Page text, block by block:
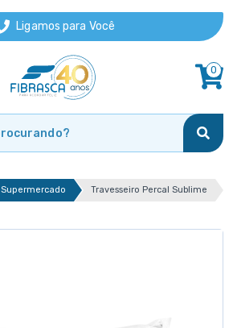
Ligamos para Você
0
Supermercado Travesseiro Percal Sublime